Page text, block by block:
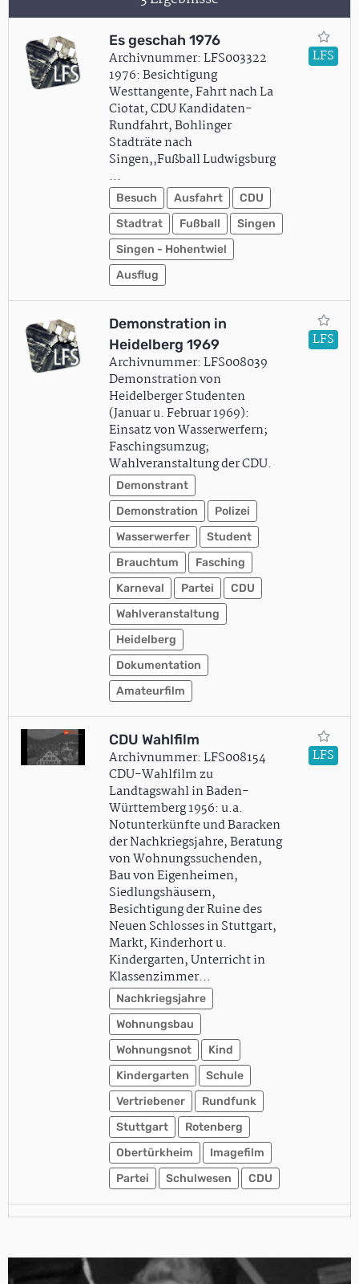
Es geschah 1976
Archivnummer: LFS003322
1976: Besichtigung
Westtangente, Fahrt nach La
Ciotat, CDU Kandidaten-
Rundfahrt, Bohlinger
Stadträte nach
Singen,,Fußball Ludwigsburg
...
Besuch Ausfahrt
CDU
Stadtrat
Fußball
Singen
Singen - Hohentwiel
Ausflug
LFS
Demonstration in
Heidelberg 1969
Archivnummer: LFS008039
Demonstration von
Heidelberger Studenten
(Januar u. Februar 1969):
Einsatz von Wasserwerfern;
Faschingsumzug;
Wahlveranstaltung der CDU.
Demonstrant
Demonstration
Polizei
Wasserwerfer
Student
Brauchtum
Fasching
Karneval
Partei
CDU
Wahlveranstaltung
Heidelberg
Dokumentation
Amateurfilm
LFS
CDU Wahlfilm
Archivnummer: LFS008154
CDU-Wahlfilm zu
Landtagswahl in Baden-
Württemberg 1956: u.a.
Notunterkünfte und Baracken
der Nachkriegsjahre, Beratung
von Wohnungssuchenden,
Bau von Eigenheimen,
Siedlungshäusern,
Besichtigung der Ruine des
Neuen Schlosses in Stuttgart,
Markt, Kinderhort u.
Kindergarten, Unterricht in
Klassenzimmer…
Nachkriegsjahre
Wohnungsbau
Wohnungsnot
Kind
Kindergarten
Schule
Vertriebener
Rundfunk
Stuttgart
Rotenberg
Obertürkheim
Imagefilm
Partei
Schulwesen CDU
LFS